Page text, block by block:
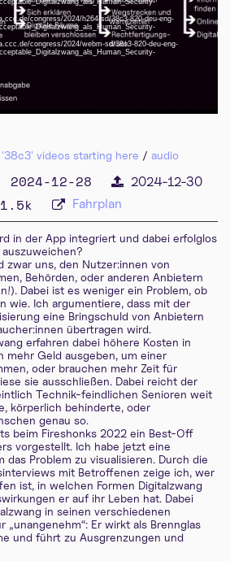
congress/2024/h264-sd/38c3-820-deu-eng-
congress/2024/webm-sd/38c3-820-deu-eng-
deu-eng 1080p (webm)
deu-eng 576p (mp4)
'38c3' videos starting here / audio
2024-12-28 2024-12-30
1.5k Fahrplan
in der App integriert und dabei erfolglos
zwar uns, den Nutzer:innen von
Behörden, oder anderen Anbietern
Dabei ist es weniger ein Problem, ob
wie. Ich argumentiere, dass mit der
eine Bringschuld von Anbietern
übertragen wird.
erfahren dabei höhere Kosten in
mehr Geld ausgeben, um einer
oder brauchen mehr Zeit für
sie ausschließen. Dabei reicht der
Technik-feindlichen Senioren weit
körperlich behinderte, oder
genau so.
beim Fireshonks 2022 ein Best-Off
vorgestellt. Ich habe jetzt eine
das Problem zu visualisieren. Durch die
mit Betroffenen zeige ich, wer
ist, in welchen Formen Digitalzwang
er auf ihr Leben hat. Dabei
in seinen verschiedenen
„unangenehm“: Er wirkt als Brennglas
und führt zu Ausgrenzungen und